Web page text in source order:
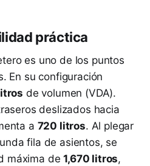
práctica
es uno de los puntos
En su configuración
de volumen (VDA).
deslizados hacia
a 720 litros. Al plegar
fila de asientos, se
máxima de1,670 litros,